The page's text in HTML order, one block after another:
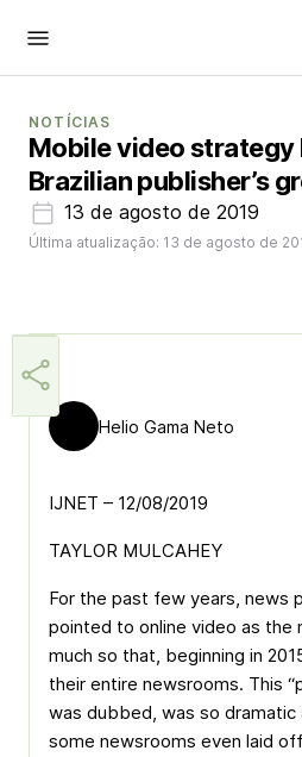
NOTÍCIAS
Mobile video strategy
Brazilian publisher’s
13 de agosto de 2019
Última atualização: 13 de agosto de
Helio Gama Neto
IJNET – 12/08/2019
TAYLOR MULCAHEY
For the past few years, news
pointed to online video as
much so that, beginning in
their entire newsrooms. This
was dubbed, was so
some newsrooms even laid